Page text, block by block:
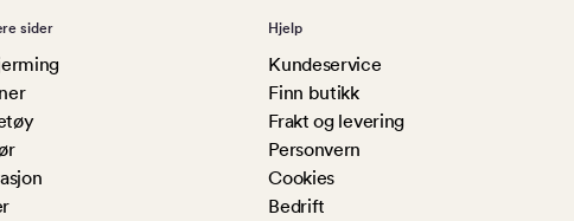
sider Hjelp
Kundeservice
Finn butikk
Frakt og levering
Personvern
Cookies
Bedrift